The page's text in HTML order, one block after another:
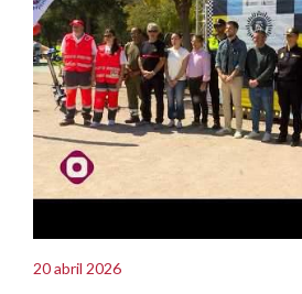
20 abril 2026